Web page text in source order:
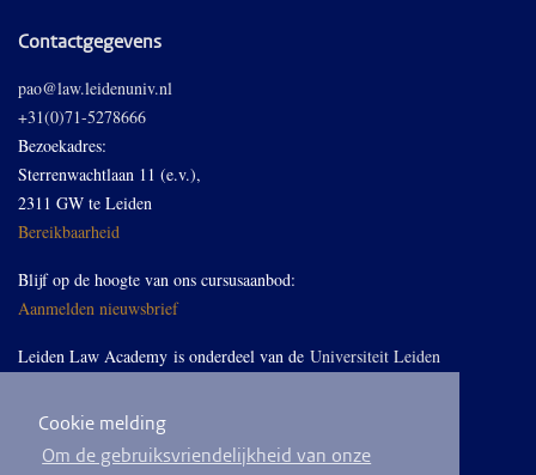
Cookie melding
Om de gebruiksvriendelijkheid van onze
Contactgegevens
pao@law.leidenuniv.nl
+31(0)71-5278666
Bezoekadres:
Sterrenwachtlaan 11 (e.v.),
2311 GW te Leiden
Bereikbaarheid
Blijf op de hoogte van ons cursusaanbod:
Aanmelden nieuwsbrief
Leiden Law Academy is onderdeel van de Universiteit Leiden
Volg ons op LinkedIn